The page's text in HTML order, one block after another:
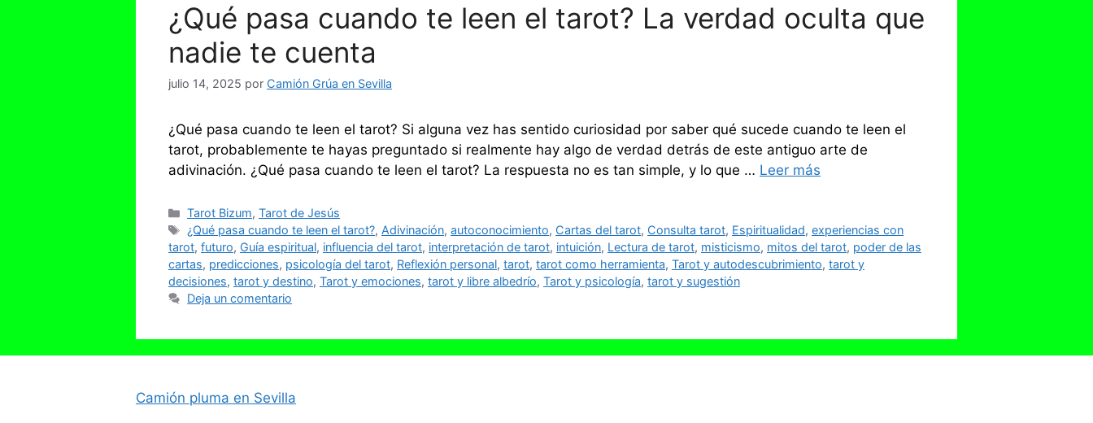
¿Qué pasa cuando te leen el tarot? La verdad oculta que
nadie te cuenta
julio 14, 2025 por Camión Grúa en Sevilla
¿Qué pasa cuando te leen el tarot? Si alguna vez has sentido curiosidad por saber qué sucede cuando te leen el
tarot, probablemente te hayas preguntado si realmente hay algo de verdad detrás de este antiguo arte de
adivinación. ¿Qué pasa cuando te leen el tarot? La respuesta no es tan simple, y lo que … Leer más
Categorías
Tarot Bizum,Tarot de Jesús
Etiquetas
¿Qué pasa cuando te leen el tarot?, Adivinación,autoconocimiento, Cartas del tarot, Consulta tarot, Espiritualidad,experiencias con
tarot, futuro, Guía espiritual, influencia del tarot, interpretación de tarot, intuición, Lectura de tarot, misticismo, mitos del tarot, poder de las
cartas, predicciones, psicología del tarot, Reflexión personal, tarot, tarot como herramienta, Tarot y autodescubrimiento, tarot y
decisiones, tarot y destino, Tarot y emociones, tarot y libre albedrío, Tarot y psicología, tarot y sugestión
Deja un comentario
Camión pluma en Sevilla